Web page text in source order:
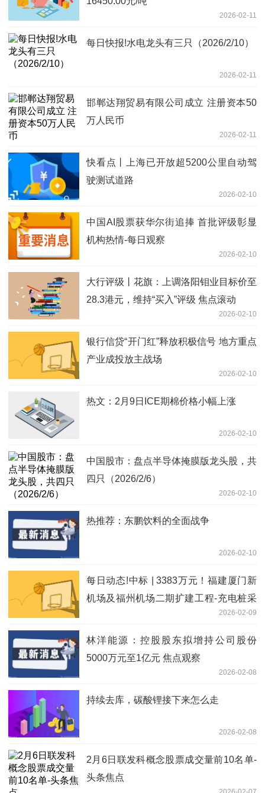
2026-02-11
每日快报!水电龙头有三只（2026/2/10）
2026-02-11
邯郸达翔贸易有限公司成立 注册资本50
万人民币
2026-02-11
快看点丨上海已开放超5200公里自动驾
驶测试道路
2026-02-10
中国AI股票获华尔街追捧 首批评级彰显
机构热情-每日观察
2026-02-10
大行评级丨花旗：上调洛阳钼业目标价至
28.3港元，维持“买入”评级 焦点滚动
2026-02-10
银行信贷“开门红”释放积极信号 地方重点
产业成投放主战场
2026-02-10
热文：2月9日ICE期棉价格小幅上涨
2026-02-10
中国股市：盘点半导体掩膜版龙头股，共
四只（2026/2/6）
2026-02-10
热推荐：东鹏饮料的全面战争
2026-02-10
每日动态!中标 | 3383万元！福建厦门新
机场及福州机场二期扩建工程-充电桩采
2026-02-09
林洋能源：控股股东拟增持公司股份
5000万元至1亿元 焦点观察
2026-02-08
持续去库，碳酸锂接下来怎么走
2026-02-08
2月6日联发科概念股票成交量前10名单-
头条焦点